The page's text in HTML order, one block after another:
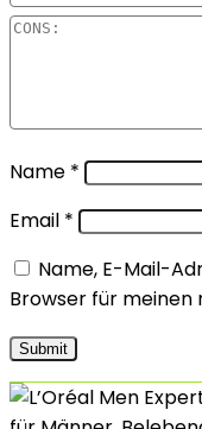
Name *
Email *
Name, E-Mail-
Browser für